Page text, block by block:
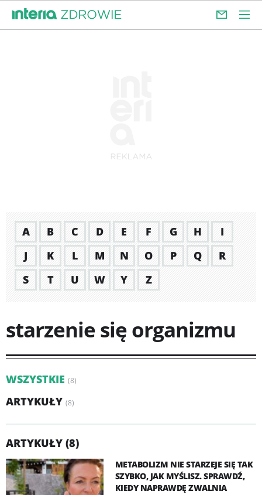
A B C D E F G H
I
J
K L M N O P Q
R
S
T U W Y Z
starzenie się organizmu
WSZYSTKIE (8)
ARTYKUŁY (8)
ARTYKUŁY (8)
METABOLIZM NIE STARZEJE SIĘ TAK
SZYBKO, JAK MYŚLISZ. SPRAWDŹ,
KIEDY NAPRAWDĘ ZWALNIA